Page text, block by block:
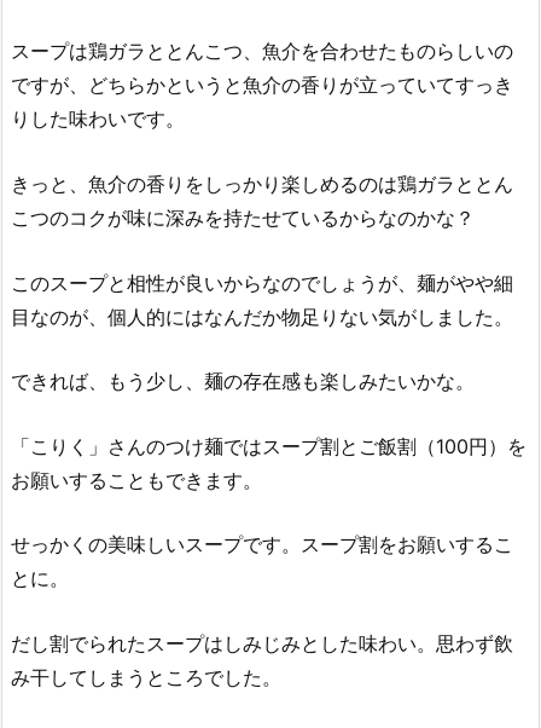
スープは鶏ガラととんこつ、魚介を合わせたものらしいの
ですが、どちらかというと魚介の香りが立っていてすっき
りした味わいです。
きっと、魚介の香りをしっかり楽しめるのは鶏ガラととん
こつのコクが味に深みを持たせているからなのかな？
このスープと相性が良いからなのでしょうが、麺がやや細
目なのが、個人的にはなんだか物足りない気がしました。
できれば、もう少し、麺の存在感も楽しみたいかな。
「こりく」さんのつけ麺ではスープ割とご飯割（100円）を
お願いすることもできます。
せっかくの美味しいスープです。スープ割をお願いするこ
とに。
だし割でられたスープはしみじみとした味わい。思わず飲
み干してしまうところでした。